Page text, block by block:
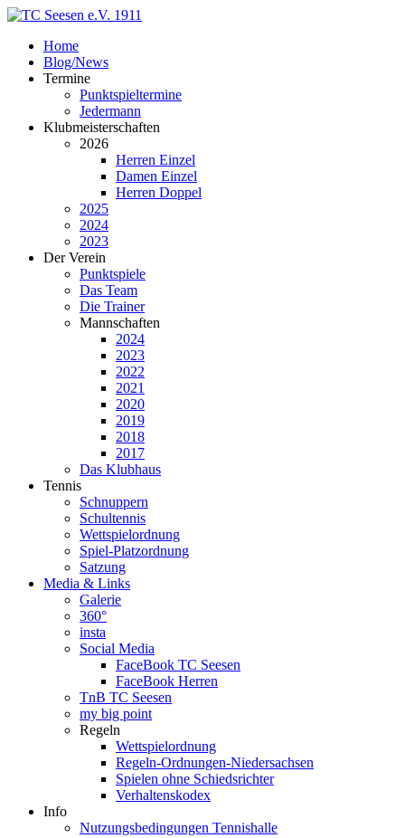
Home
Blog/News
Termine
Punktspieltermine
Jedermann
Klubmeisterschaften
2026
Herren Einzel
Damen Einzel
Herren Doppel
2025
2024
2023
Der Verein
Punktspiele
Das Team
Die Trainer
Mannschaften
2024
2023
2022
2021
2020
2019
2018
2017
Das Klubhaus
Tennis
Schnuppern
Schultennis
Wettspielordnung
Spiel-Platzordnung
Satzung
Media & Links
Galerie
360°
insta
Social Media
FaceBook TC Seesen
FaceBook Herren
TnB TC Seesen
my big point
Regeln
Wettspielordnung
Regeln-Ordnungen-Niedersachsen
Spielen ohne Schiedsrichter
Verhaltenskodex
Info
Nutzungsbedingungen Tennishalle